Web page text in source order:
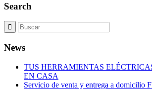
Search
News
TUS HERRAMIENTAS
EN CASA
Servicio de venta y entrega a domicilio